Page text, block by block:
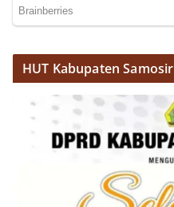
HUT Kabupaten Samosir